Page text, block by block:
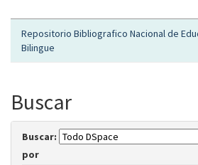
Repositorio Bibliografico Nacional de
Bilingue
Buscar
Buscar:
por